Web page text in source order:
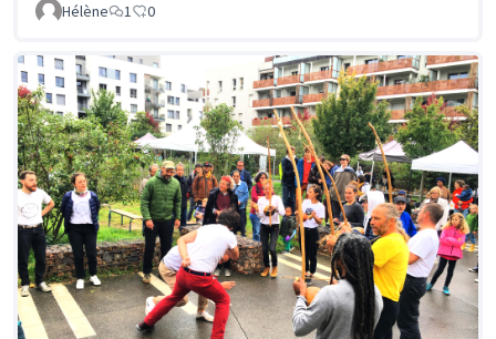
Hélène
1 0